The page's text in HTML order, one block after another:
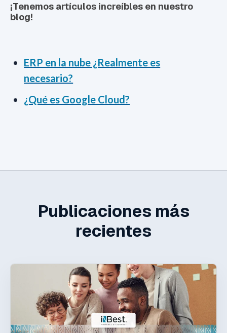
¡Tenemos artículos increíbles en nuestro
blog!
ERP en la nube ¿Realmente es
necesario?
¿Qué es Google Cloud?
Publicaciones más
recientes